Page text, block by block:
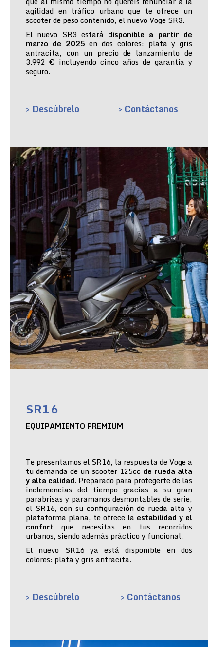
agilidad en tráfico urbano que te ofrece un
scooter de peso contenido, el nuevo Voge SR3.
El nuevo SR3 estará disponible a partir de
marzo de 2025 en dos colores: plata y gris
antracita, con un precio de lanzamiento de
3.992 € incluyendo cinco años de garantía y
seguro.
> Descúbrelo > Contáctanos
SR16
EQUIPAMIENTO PREMIUM
Te presentamos el SR16, la respuesta de Voge a
tu demanda de un scooter 125cc de rueda alta
y alta calidad. Preparado para protegerte de las
inclemencias del tiempo gracias a su gran
parabrisas y paramanos desmontables de serie,
el SR16, con su configuración de rueda alta y
plataforma plana, te ofrece la estabilidad y el
confort que necesitas en tus recorridos
urbanos, siendo además práctico y funcional.
El nuevo SR16 ya está disponible en dos
colores: plata y gris antracita.
> Descúbrelo > Contáctanos